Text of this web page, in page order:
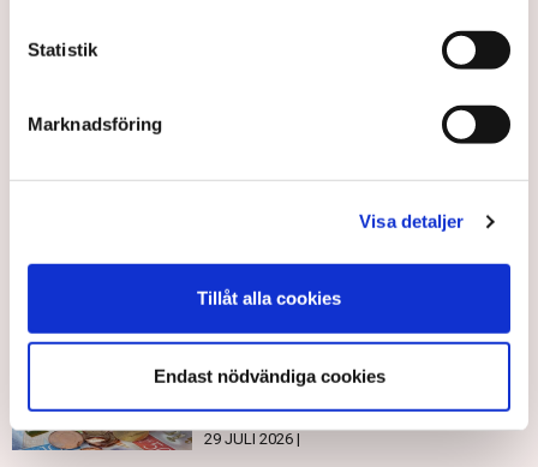
Statistik
Marknadsföring
Visa detaljer
Tillåt alla cookies
Endast nödvändiga cookies
Sverige
Uppdaterad: 4 jun 2026, 08:23
LÄS ÄVEN
Sveriges ekonomi i höst
29 JULI 2026 |